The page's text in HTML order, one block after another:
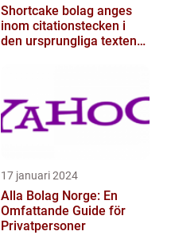
Shortcake bolag anges
inom citationstecken i
den ursprungliga texten
17 januari 2024
Alla Bolag Norge: En
Omfattande Guide för
Privatpersoner